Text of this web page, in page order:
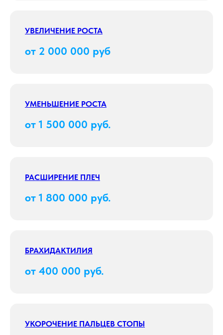
УВЕЛИЧЕНИЕ РОСТА
от 2 000 000 руб
УМЕНЬШЕНИЕ РОСТА
от 1 500 000 руб.
РАСШИРЕНИЕ ПЛЕЧ
от 1 800 000 руб.
БРАХИДАКТИЛИЯ
от 400 000 руб.
УКОРОЧЕНИЕ ПАЛЬЦЕВ СТОПЫ